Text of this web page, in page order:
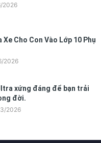
2026
Xe Cho Con Vào Lớp 10 Phụ
2026
xứng đáng để bạn trải
đời.
2026